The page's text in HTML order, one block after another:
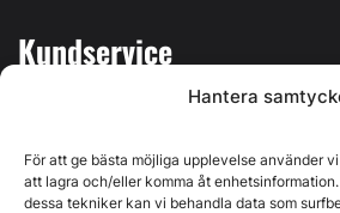
Hantera
För att ge bästa möjliga upplevelse använder
att lagra och/eller komma åt
dessa tekniker kan vi behandla data som
Kundservice
Kontakta oss